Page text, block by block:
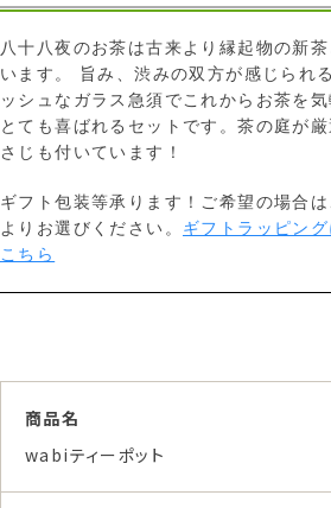
八十八夜のお茶は古来より縁起物の新
います。 旨み、渋みの双方が感じられ
ッシュなガラス急須でこれからお茶を
とても喜ばれるセットです。茶の庭が
さじも付いています！
ギフト包装等承ります！ご希望の場合
よりお選びください。 ギフトラッピン
こちら
商品名
wabiティーポット